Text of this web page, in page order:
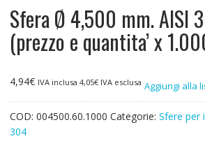
Sfera Ø 4,500 mm. AISI
(prezzo e quantita’ x
4,94€ IVA inclusa 4,05€IVA esclusa Aggiungi alla
COD: 004500.60.1000 Categorie: Sfere per
304